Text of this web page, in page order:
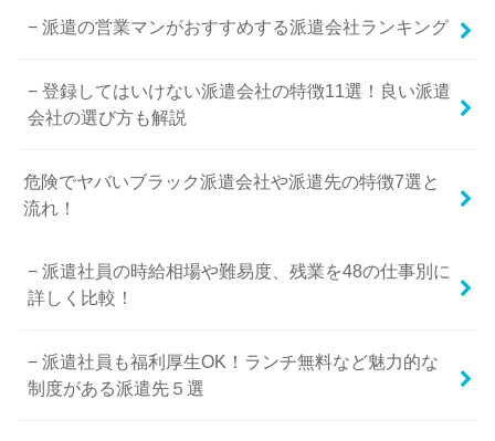
派遣の営業マンがおすすめする派遣会社ランキング
登録してはいけない派遣会社の特徴11選！良い派遣
会社の選び方も解説
危険でヤバいブラック派遣会社や派遣先の特徴7選と
流れ！
派遣社員の時給相場や難易度、残業を48の仕事別に
詳しく比較！
派遣社員も福利厚生OK！ランチ無料など魅力的な
制度がある派遣先５選